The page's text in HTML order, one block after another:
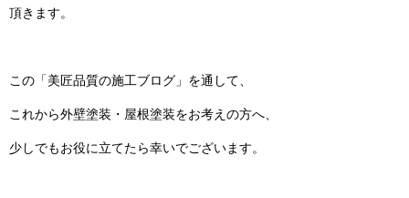
頂きます。
この「美匠品質の施工ブログ」を通して、
これから外壁塗装・屋根塗装をお考えの方へ、
少しでもお役に立てたら幸いでございます。